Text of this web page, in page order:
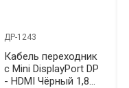
ДР-1243
Кабель переходник
с Mini DisplayPort DP
- HDMI Чёрный 1,8